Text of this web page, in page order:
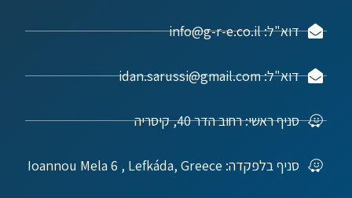
דוא"ל: info@g-r-e.co.il
דוא"ל: idan.sarussi@gmail.com
סניף ראשי: רחוב הדר 40, קיסריה
סניף בלפקדה: Ioannou Mela 6 , Lefkáda, Greece